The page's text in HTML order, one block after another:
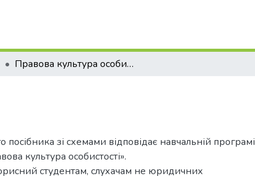
Правова культура особистості
посібника зі схемами відповідає навчальній програмі
культура особистості».
студентам, слухачам не юридичних